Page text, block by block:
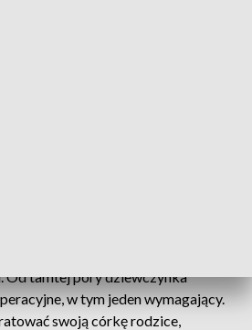
Od tamtej pory dziewczynka
w tym jeden wymagający.
swoją córkę rodzice,